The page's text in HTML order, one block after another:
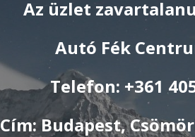
Az üzlet
Autó Fék
Telefon: +361
Cím: Budapest,